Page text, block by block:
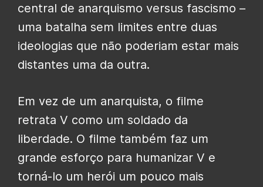
central de anarquismo versus fascismo –
uma batalha sem limites entre duas
ideologias que não poderiam estar mais
distantes uma da outra.
Em vez de um anarquista, o filme
retrata V como um soldado da
liberdade. O filme também faz um
grande esforço para humanizar V e
torná-lo um herói um pouco mais